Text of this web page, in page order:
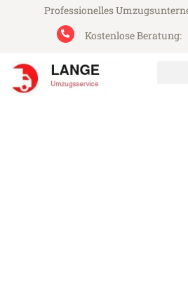
Professionelles
Kostenlose Beratung: